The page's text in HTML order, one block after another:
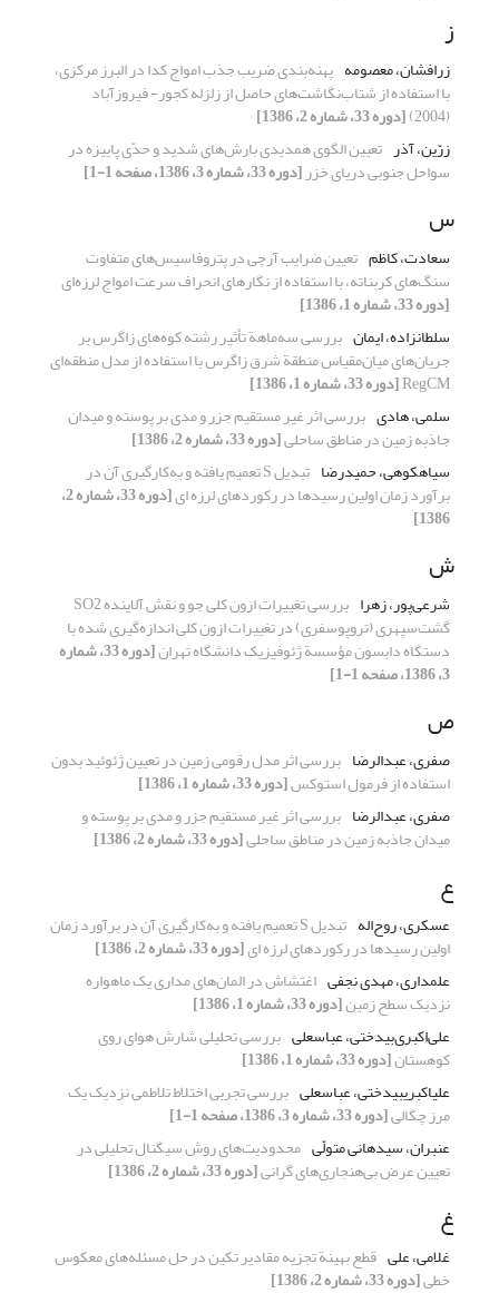
ز
زرافشان، معصومه پهنه‌بندی ضریب جذب امواج کدا در البرز مرکزی،
با استفاده از شتاب‌نگاشت‌های حاصل از زلزله کجور- فیروزآباد
(2004)
[دوره 33، شماره 2، 1386]
زرّین، آذر تعیین الگوی همدیدی بارش‌های شدید و حدّی پاییزه در
سواحل جنوبی دریای خزر[دوره 33، شماره 3، 1386، صفحه 1-1]
س
سعادت، کاظم تعیین ضرایب آرچی در پتروفاسیس‌های متفاوت
سنگ‌های کربناته، با استفاده از نگارهای انحراف سرعت امواج لرزه‌ای
[دوره 33، شماره 1، 1386]
سلطانزاده، ایمان بررسی سه‌ماهة تأثیر رشته کوه‌های زاگرس بر
جریان‌های میان‌مقیاس منطقة شرق زاگرس با استفاده از مدل منطقه‌ای
RegCM[دوره 33، شماره 1، 1386]
سلمی، هادی بررسی اثر غیر مستقیم جزر و مدی بر پوسته و میدان
جاذبه زمین در مناطق ساحلی[دوره 33، شماره 2، 1386]
سیاهکوهی، حمیدرضا
تبدیل S تعمیم یافته و به‌کارگیری آن در
برآورد زمان اولین رسیدها در رکوردهای لرزه ای [دوره 33، شماره 2،
1386]
ش
شرعی‌پور، زهرا بررسی تغییرات ازون کلی جو و نقش آلاینده SO2
گشت‌سپهری (تروپوسفری) در تغییرات ازون کلی اندازه‌گیری شده با
دستگاه دابسون مؤسسة ژئوفیزیک دانشگاه تهران [دوره 33، شماره
3، 1386، صفحه 1-1]
ص
صفری، عبدالرضا بررسی اثر مدل رقومی زمین در تعیین ژئوئید بدون
استفاده از فرمول استوکس[دوره 33، شماره 1، 1386]
صفری، عبدالرضا بررسی اثر غیر مستقیم جزر و مدی بر پوسته و
میدان جاذبه زمین در مناطق ساحلی[دوره 33، شماره 2، 1386]
ع
عسکری، روح‌اله تبدیل S تعمیم یافته و به‌کارگیری آن در برآورد زمان
اولین رسیدها در رکوردهای لرزه ای[دوره 33، شماره 2، 1386]
علمداری، مهدی نجفی اغتشاش در المان‌های مداری یک ماهواره
نزدیک سطح زمین[دوره 33، شماره 1، 1386]
علی‌اکبری‌بیدختی، عباسعلی بررسی تحلیلی شارش هوای روی
کوهستان[دوره 33، شماره 1، 1386]
علی‏اکبری‏بیدختی، عباسعلی بررسی تجربی اختلاط تلاطمی نزدیک یک
مرز چگالی[دوره 33، شماره 3، 1386، صفحه 1-1]
عنبران، سیدهانی متولّی محدودیت‌های روش سیگنال تحلیلی در
تعیین عرض بی‌هنجاری‌های گرانی[دوره 33، شماره 2، 1386]
غ
غلامی، علی قطع بهینة تجزیه مقادیر تکین در حل مسئله‌های معکوس
خطی[دوره 33، شماره 2، 1386]